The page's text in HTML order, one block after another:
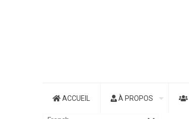
ACCUEIL À PROPOS